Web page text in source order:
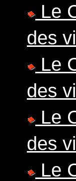
Le
des
Le
des
Le
des
Le